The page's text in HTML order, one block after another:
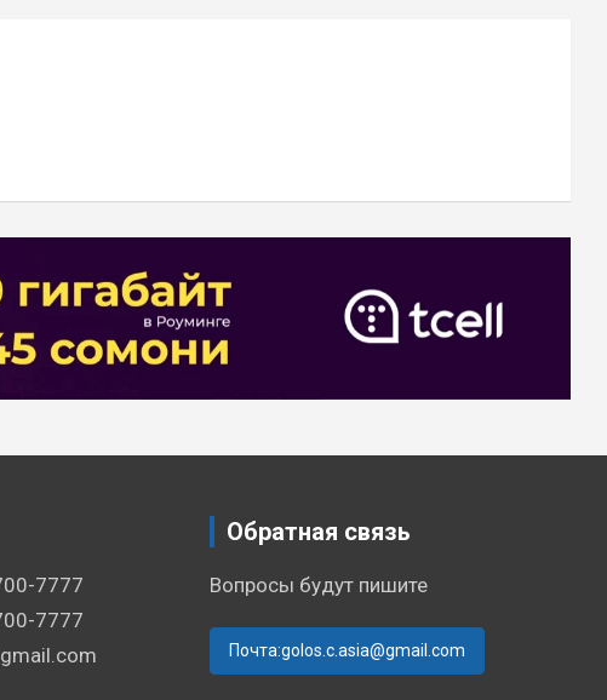
7777
7777
Обратная связь
Вопросы будут пишите
Почта:golos.c.asia@gmail.com